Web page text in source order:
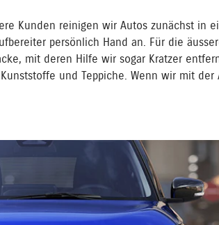
Kunden reinigen wir Autos zunächst in
persönlich Hand an. Für die
mit deren Hilfe wir sogar Kratzer
Kunststoffe und Teppiche. Wenn wir mit